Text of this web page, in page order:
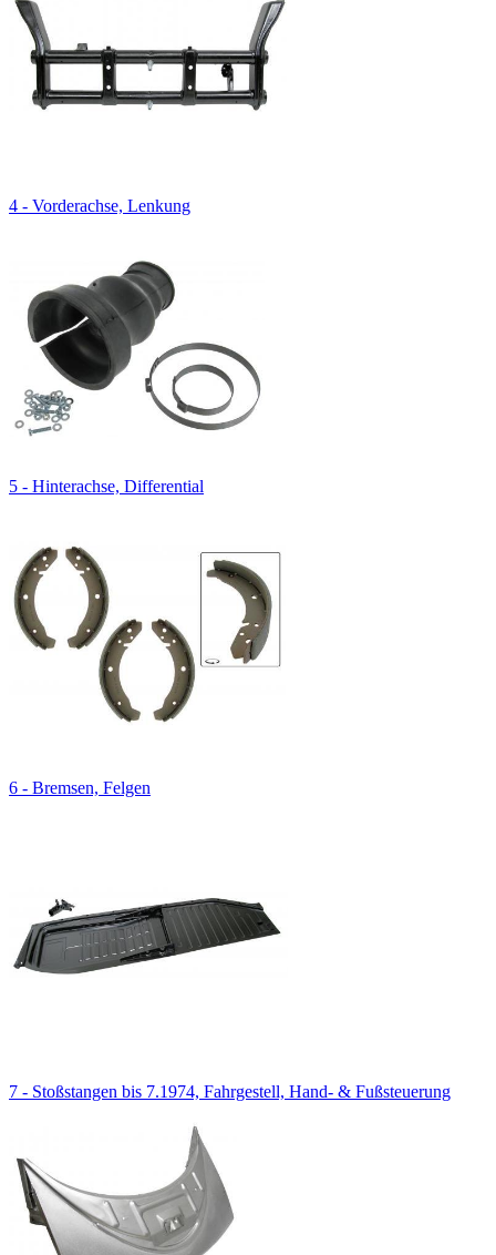
4 - Vorderachse, Lenkung
5 - Hinterachse, Differential
6 - Bremsen, Felgen
7 - Stoßstangen bis 7.1974, Fahrgestell, Hand- & Fußsteuerung